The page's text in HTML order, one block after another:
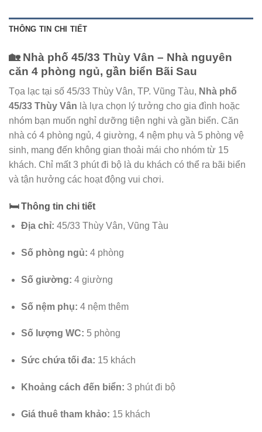
THÔNG TIN CHI TIẾT
🏡 Nhà phố 45/33 Thùy Vân – Nhà nguyên
căn 4 phòng ngủ, gần biển Bãi Sau
Tọa lạc tại số 45/33 Thùy Vân, TP. Vũng Tàu, Nhà phố
45/33 Thùy Vân là lựa chọn lý tưởng cho gia đình hoặc
nhóm bạn muốn nghỉ dưỡng tiện nghi và gần biển. Căn
nhà có 4 phòng ngủ, 4 giường, 4 nệm phụ và 5 phòng vệ
sinh, mang đến không gian thoải mái cho nhóm từ 15
khách. Chỉ mất 3 phút đi bộ là du khách có thể ra bãi biển
và tận hưởng các hoạt động vui chơi.
🛏️ Thông tin chi tiết
Địa chỉ: 45/33 Thùy Vân, Vũng Tàu
Số phòng ngủ: 4 phòng
Số giường: 4 giường
Số nệm phụ: 4 nệm thêm
Số lượng WC: 5 phòng
Sức chứa tối đa: 15 khách
Khoảng cách đến biển: 3 phút đi bộ
Giá thuê tham khảo: 15 khách